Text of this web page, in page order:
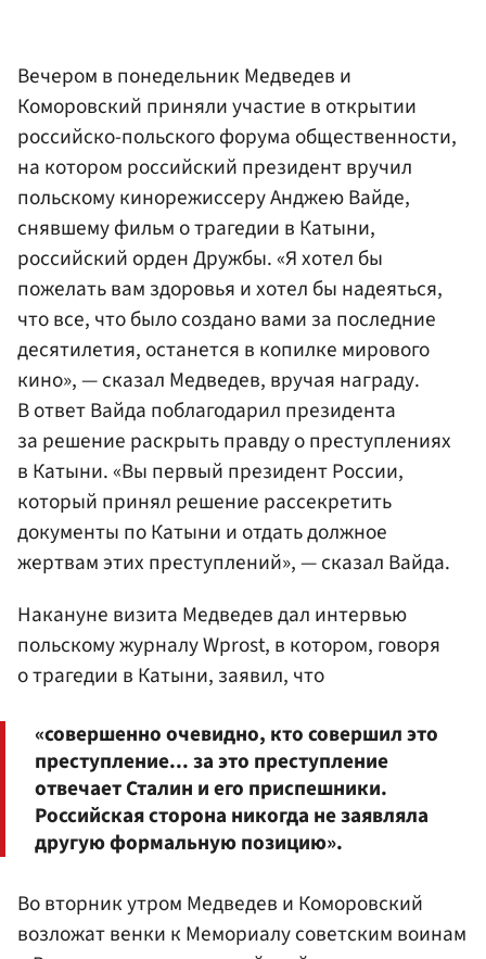
Вечером в понедельник Медведев и
Коморовский приняли участие в открытии
российско-польского форума общественности,
на котором российский президент вручил
польскому кинорежиссеру Анджею Вайде,
снявшему фильм о трагедии в Катыни,
российский орден Дружбы. «Я хотел бы
пожелать вам здоровья и хотел бы надеяться,
что все, что было создано вами за последние
десятилетия, останется в копилке мирового
кино», — сказал Медведев, вручая награду.
В ответ Вайда поблагодарил президента
за решение раскрыть правду о преступлениях
в Катыни. «Вы первый президент России,
который принял решение рассекретить
документы по Катыни и отдать должное
жертвам этих преступлений», — сказал Вайда.
Накануне визита Медведев дал интервью
польскому журналу Wprost, в котором, говоря
о трагедии в Катыни, заявил, что
«совершенно очевидно, кто совершил это
преступление... за это преступление
отвечает Сталин и его приспешники.
Российская сторона никогда не заявляла
другую формальную позицию».
Во вторник утром Медведев и Коморовский
возложат венки к Мемориалу советским воинам